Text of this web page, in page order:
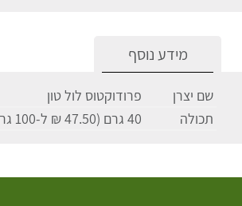
מידע נוסף
שם יצרן
פרודוקטוס לול טון
תכולה
40 גרם (47.50 ₪ ל-100 גרם)